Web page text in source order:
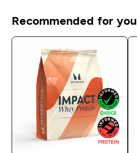
Recommended for you